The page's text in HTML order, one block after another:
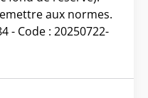
aux normes.
- Code : 20250722-